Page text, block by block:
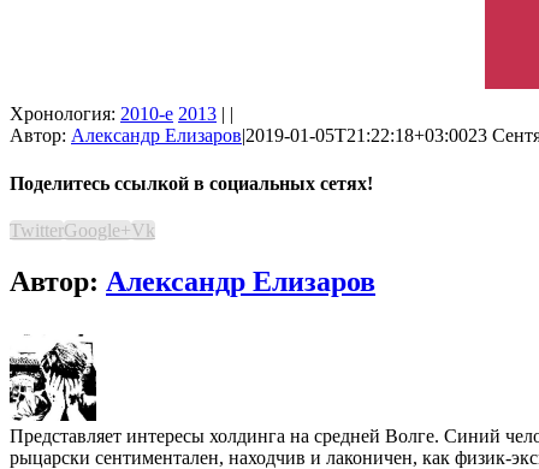
Хронология: 2010-е 2013 | |
Автор: Александр Елизаров|2019-01-05T21:22:18+03:0023
Поделитесь ссылкой в социальных сетях!
TwitterGoogle+Vk
Автор: Александр Елизаров
Представляет интересы холдинга на средней Волге. Синий
рыцарски сентиментален, находчив и лаконичен, как физик-